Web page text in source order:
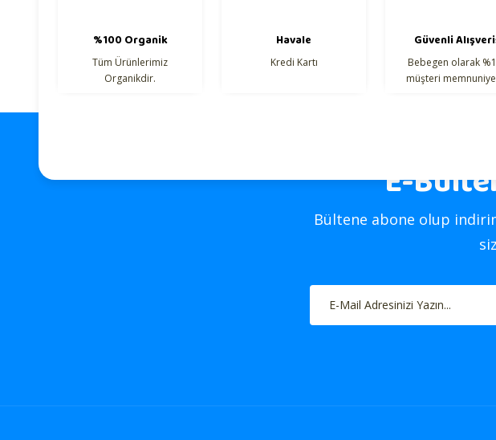
Ürün bilgilerinde hatalar bulunuyor.
Ürün fiyatı diğer sitelerden daha pahalı.
Bu ürüne benzer farklı alternatifler olmalı.
%100 Organik
Tüm Ürünlerimiz
Organikdir.
Havale
Kredi Kartı
Güvenli
Bebegen olarak
müşteri
E-
Bültene abone olup